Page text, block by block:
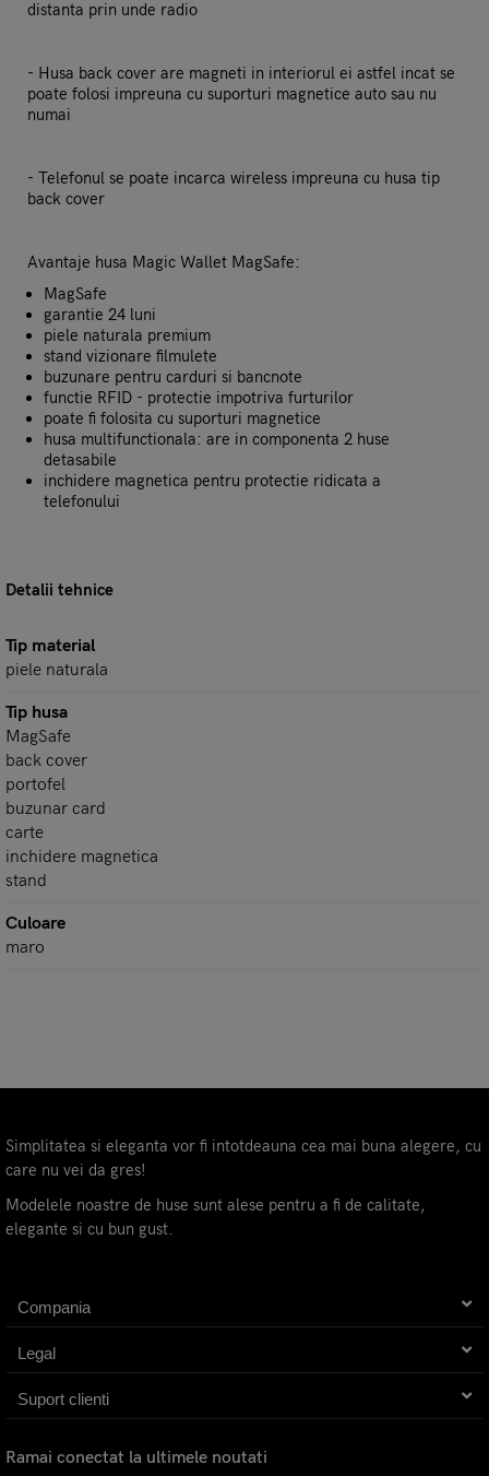
distanta prin unde radio
- Husa back cover are magneti in interiorul ei astfel incat se
poate folosi impreuna cu suporturi magnetice auto sau nu
numai
- Telefonul se poate incarca wireless impreuna cu husa tip
back cover
Avantaje husa Magic Wallet MagSafe:
MagSafe
garantie 24 luni
piele naturala premium
stand vizionare filmulete
buzunare pentru carduri si bancnote
functie RFID - protectie impotriva furturilor
poate fi folosita cu suporturi magnetice
husa multifunctionala: are in componenta 2 huse
detasabile
inchidere magnetica pentru protectie ridicata a
telefonului
Detalii tehnice
Tip material
piele naturala
Tip husa
MagSafe
back cover
portofel
buzunar card
carte
inchidere magnetica
stand
Culoare
maro
Simplitatea si eleganta vor fi intotdeauna cea mai buna alegere, cu
care nu vei da gres!
Modelele noastre de huse sunt alese pentru a fi de calitate,
elegante si cu bun gust.
Compania
Legal
Suport clienti
Ramai conectat la ultimele noutati